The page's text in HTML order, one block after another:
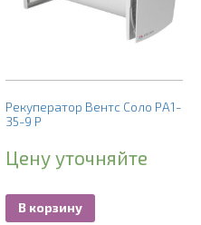
Рекуператор Вентс Соло РА1-
35-9 Р
Цену уточняйте
В корзину